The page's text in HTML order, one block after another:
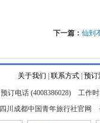
下一篇： 仙到
关于我们 联系方式| 预订
预订电话 (4008386028) 工作时
四川成都中国青年旅行社官网